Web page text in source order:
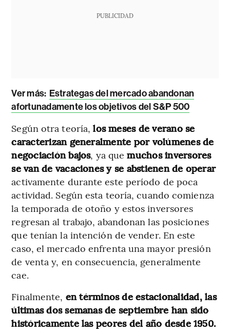
PUBLICIDAD
Ver más: Estrategas del mercado abandonan
afortunadamente los objetivos del S&P 500
Según otra teoría,los meses de verano se
caracterizan generalmente por volúmenes de
negociación bajos, ya quemuchos inversores
se van de vacaciones y se abstienen de operar
activamente durante este período de poca
actividad. Según esta teoría, cuando comienza
la temporada de otoño y estos inversores
regresan al trabajo, abandonan las posiciones
que tenían la intención de vender. En este
caso, el mercado enfrenta una mayor presión
de venta y, en consecuencia, generalmente
cae.
Finalmente, en términos de estacionalidad, las
últimas dos semanas de septiembre han sido
históricamente las peores del año desde 1950.